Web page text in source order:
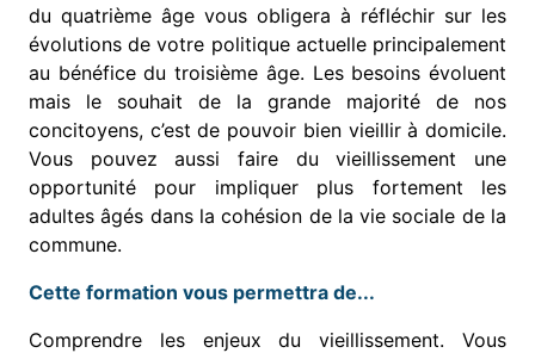
du quatrième âge vous obligera à réfléchir sur les
évolutions de votre politique actuelle principalement
au bénéfice du troisième âge. Les besoins évoluent
mais le souhait de la grande majorité de nos
concitoyens, c’est de pouvoir bien vieillir à domicile.
Vous pouvez aussi faire du vieillissement une
opportunité pour impliquer plus fortement les
adultes âgés dans la cohésion de la vie sociale de la
commune.
Cette formation vous permettra de...
Comprendre les enjeux du vieillissement. Vous